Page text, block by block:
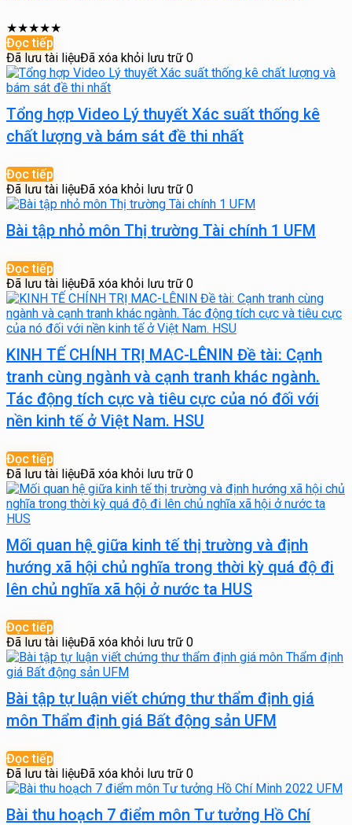
★★★★★
Đọc tiếp
Đã lưu tài liệuĐã xóa khỏi lưu trữ 0
Tổng hợp Video Lý thuyết Xác suất thống kê
chất lượng và bám sát đề thi nhất
Đọc tiếp
Đã lưu tài liệuĐã xóa khỏi lưu trữ 0
Bài tập nhỏ môn Thị trường Tài chính 1 UFM
Đọc tiếp
Đã lưu tài liệuĐã xóa khỏi lưu trữ 0
KINH TẾ CHÍNH TRỊ MAC-LÊNIN Đề tài: Cạnh
tranh cùng ngành và cạnh tranh khác ngành.
Tác động tích cực và tiêu cực của nó đối với
nền kinh tế ở Việt Nam. HSU
Đọc tiếp
Đã lưu tài liệuĐã xóa khỏi lưu trữ 0
Mối quan hệ giữa kinh tế thị trường và định
hướng xã hội chủ nghĩa trong thời kỳ quá độ đi
lên chủ nghĩa xã hội ở nước ta HUS
Đọc tiếp
Đã lưu tài liệuĐã xóa khỏi lưu trữ 0
Bài tập tự luận viết chứng thư thẩm định giá
môn Thẩm định giá Bất động sản UFM
Đọc tiếp
Đã lưu tài liệuĐã xóa khỏi lưu trữ 0
Bài thu hoạch 7 điểm môn Tư tưởng Hồ Chí